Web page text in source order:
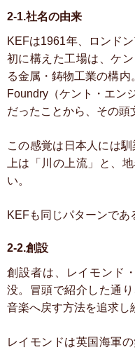
2-1.社名の由来
KEFは1961年、ロンド
初に構えた工場は、ケ
る金属・鋳物工業の構
Foundry（ケント・エン
だったことから、その頭
この感覚は日本人には馴
上は「川の上流」と、
い。
KEFも同じパターンであ
2-2.創設
創設者は、レイモンド
没。冒頭で紹介した通
音楽へ戻す方法を追求し
レイモンドは英国海軍